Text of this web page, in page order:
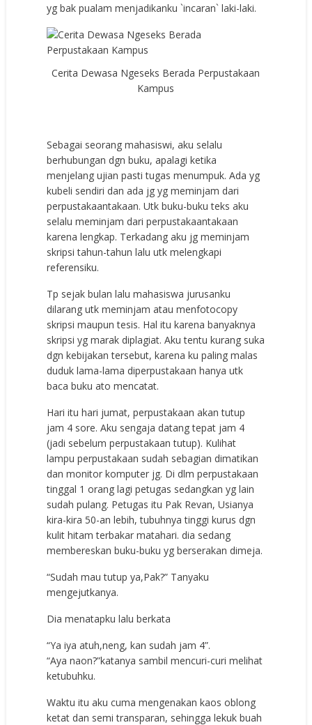
yg bak pualam menjadikanku `incaran` laki-laki.
Cerita Dewasa Ngeseks Berada Perpustakaan
Kampus
Sebagai seorang mahasiswi, aku selalu
berhubungan dgn buku, apalagi ketika
menjelang ujian pasti tugas menumpuk. Ada yg
kubeli sendiri dan ada jg yg meminjam dari
perpustakaantakaan. Utk buku-buku teks aku
selalu meminjam dari perpustakaantakaan
karena lengkap. Terkadang aku jg meminjam
skripsi tahun-tahun lalu utk melengkapi
referensiku.
Tp sejak bulan lalu mahasiswa jurusanku
dilarang utk meminjam atau menfotocopy
skripsi maupun tesis. Hal itu karena banyaknya
skripsi yg marak diplagiat. Aku tentu kurang suka
dgn kebijakan tersebut, karena ku paling malas
duduk lama-lama diperpustakaan hanya utk
baca buku ato mencatat.
Hari itu hari jumat, perpustakaan akan tutup
jam 4 sore. Aku sengaja datang tepat jam 4
(jadi sebelum perpustakaan tutup). Kulihat
lampu perpustakaan sudah sebagian dimatikan
dan monitor komputer jg. Di dlm perpustakaan
tinggal 1 orang lagi petugas sedangkan yg lain
sudah pulang. Petugas itu Pak Revan, Usianya
kira-kira 50-an lebih, tubuhnya tinggi kurus dgn
kulit hitam terbakar matahari. dia sedang
membereskan buku-buku yg berserakan dimeja.
“Sudah mau tutup ya,Pak?” Tanyaku
mengejutkanya.
Dia menatapku lalu berkata
“Ya iya atuh,neng, kan sudah jam 4”.
“Aya naon?”katanya sambil mencuri-curi melihat
ketubuhku.
Waktu itu aku cuma mengenakan kaos oblong
ketat dan semi transparan, sehingga lekuk buah